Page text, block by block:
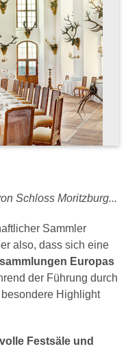
Schloss Moritzburg...
Sammler
also, dass sich eine
Europas
der Führung durch
Highlight
Festsäle und